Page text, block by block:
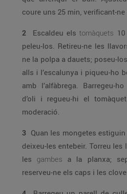
coure uns 25 min, verificant-
2 Escaldeu els tomàquets
peleu-los. Retireu-ne les
ne la polpa a dauets; poseu-los en un bol. Peleu els
alls i l’escalunya i piqueu-ho ben menut, juntament
amb l’alfàbrega. Barregeu-
d’oli i regueu-hi el
moderació.
3 Quan les mongetes
deixeu-les entebeir. Torreu
les gambes a la planxa;
reserveu-ne els caps i les